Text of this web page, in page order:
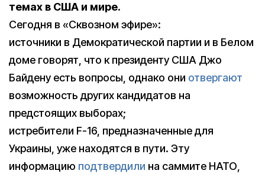
темах в США и мире.
Сегодня в «Сквозном эфире»:
источники в Демократической партии и в Белом
доме говорят, что к президенту США Джо
Байдену есть вопросы, однако они отвергают
возможность других кандидатов на
предстоящих выборах;
истребители F-16, предназначенные для
Украины, уже находятся в пути. Эту
информацию подтвердили на саммите НАТО,